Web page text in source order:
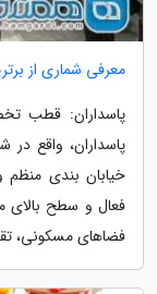
معرفی شماری از
پاسداران: قطب
پاسداران، واقع
خیابان بندی
فعال و سطح بالای
فضاهای مسکونی،